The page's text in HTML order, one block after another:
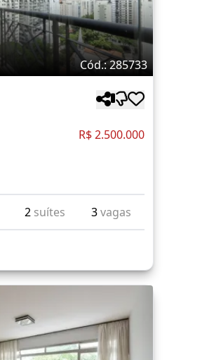
Cód.: 285733
R$ 2.500.000
2 suítes 3vagas